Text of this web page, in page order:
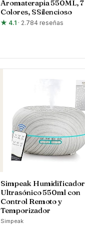
Aromaterapia 550ML, 7
Colores, SSilencioso
★ 4.1 · 2.784 reseñas
Simpeak Humidificador
Ultrasónico 550ml con
Control Remoto y
Temporizador
Simpeak